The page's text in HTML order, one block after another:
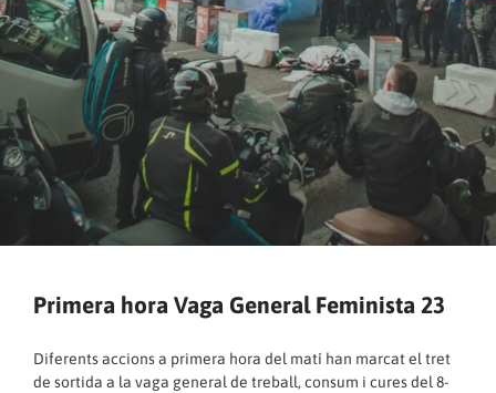
Primera hora Vaga General Feminista 23
Diferents accions a primera hora del matí han marcat el tret
de sortida a la vaga general de treball, consum i cures del 8-